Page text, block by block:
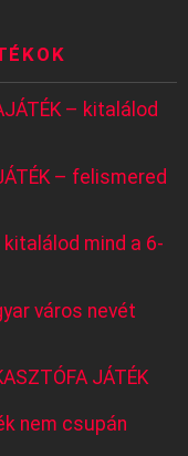
– kitalálod
– felismered
kitalálod mind a 6-
város nevét
JÁTÉK
nem csupán